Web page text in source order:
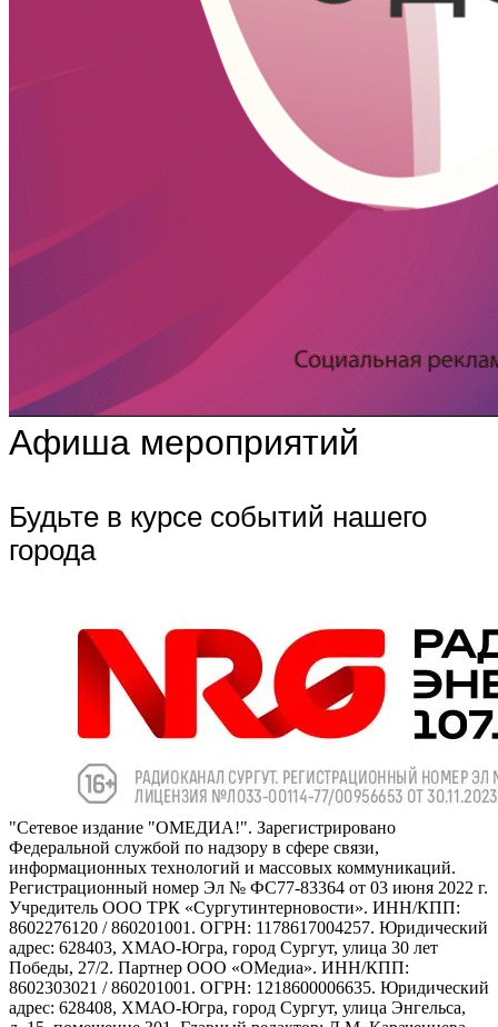
Афиша мероприятий
Будьте в курсе событий нашего
города
"Сетевое издание "ОМЕДИА!". Зарегистрировано
Федеральной службой по надзору в сфере связи,
информационных технологий и массовых коммуникаций.
Регистрационный номер Эл № ФС77-83364 от 03 июня 2022 г.
Учредитель ООО ТРК «Сургутинтерновости». ИНН/КПП:
8602276120 / 860201001. ОГРН: 1178617004257. Юридический
адрес: 628403, ХМАО-Югра, город Сургут, улица 30 лет
Победы, 27/2. Партнер ООО «ОМедиа». ИНН/КПП:
8602303021 / 860201001. ОГРН: 1218600006635. Юридический
адрес: 628408, ХМАО-Югра, город Сургут, улица Энгельса,